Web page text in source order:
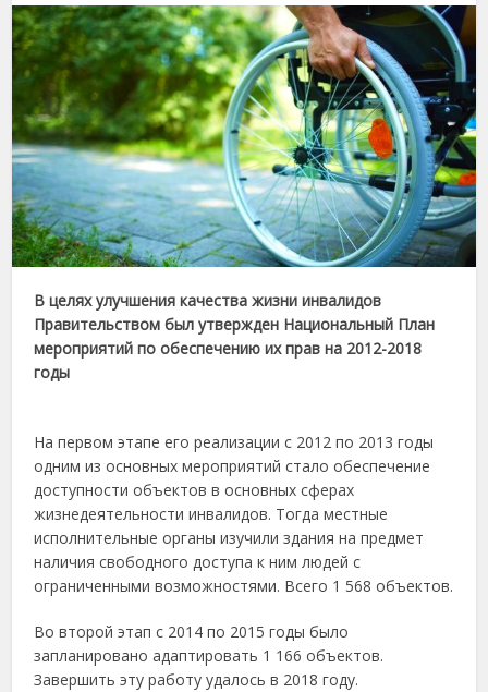
В целях улучшения качества жизни инвалидов
Правительством был утвержден Национальный План
мероприятий по обеспечению их прав на 2012-2018
годы
На первом этапе его реализации с 2012 по 2013 годы
одним из основных мероприятий стало обеспечение
доступности объектов в основных сферах
жизнедеятельности инвалидов. Тогда местные
исполнительные органы изучили здания на предмет
наличия свободного доступа к ним людей с
ограниченными возможностями. Всего 1 568 объектов.
Во второй этап с 2014 по 2015 годы было
запланировано адаптировать 1 166 объектов.
Завершить эту работу удалось в 2018 году.